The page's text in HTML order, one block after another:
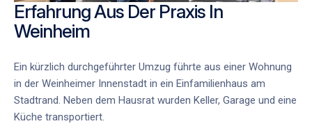
Erfahrung Aus Der Praxis In
Weinheim
Ein kürzlich durchgeführter Umzug führte aus einer Wohnung
in der Weinheimer Innenstadt in ein Einfamilienhaus am
Stadtrand. Neben dem Hausrat wurden Keller, Garage und eine
Küche transportiert.